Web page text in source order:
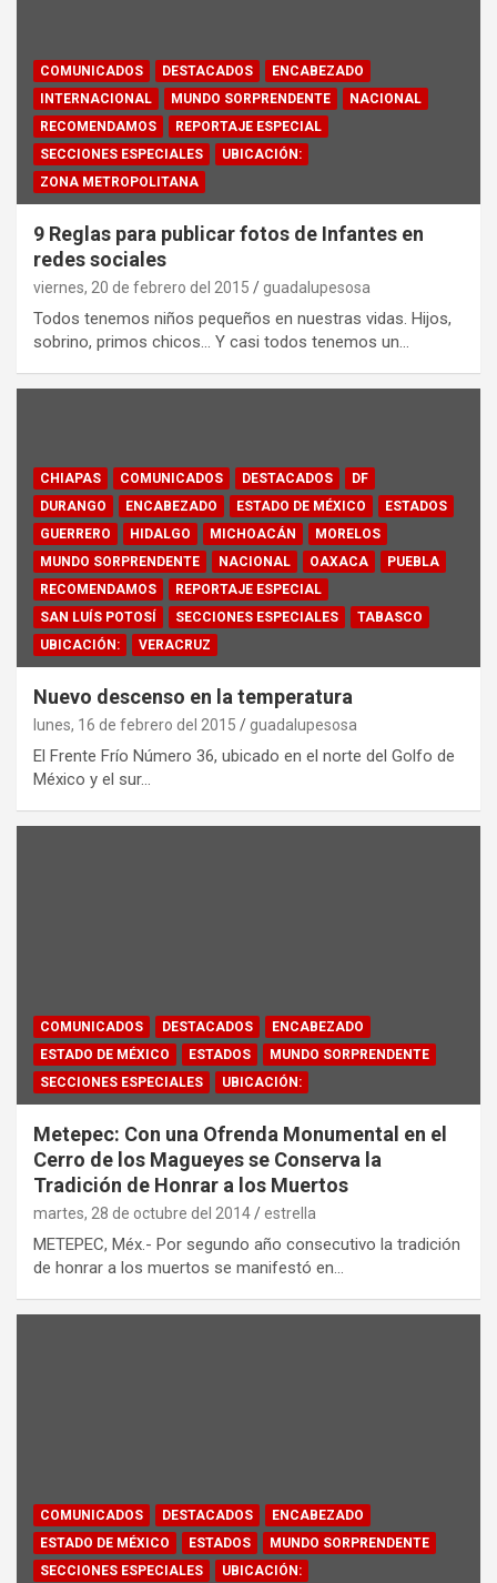
COMUNICADOS DESTACADOS
ENCABEZADO
INTERNACIONAL
MUNDO SORPRENDENTE
NACIONAL
RECOMENDAMOS
REPORTAJE ESPECIAL
SECCIONES ESPECIALES
UBICACIÓN:
ZONA METROPOLITANA
9 Reglas para publicar fotos de Infantes en
redes sociales
viernes, 20 de febrero del 2015 guadalupesosa
Todos tenemos niños pequeños en nuestras vidas. Hijos,
sobrino, primos chicos… Y casi todos tenemos un…
CHIAPAS COMUNICADOS DESTACADOS
DF
DURANGO
ENCABEZADO ESTADO DE MÉXICO
ESTADOS
GUERRERO
HIDALGO MICHOACÁN
MORELOS
MUNDO SORPRENDENTE
NACIONAL OAXACA
PUEBLA
RECOMENDAMOS
REPORTAJE ESPECIAL
SAN LUÍS POTOSÍ
SECCIONES ESPECIALES
TABASCO
UBICACIÓN:
VERACRUZ
Nuevo descenso en la temperatura
lunes, 16 de febrero del 2015 guadalupesosa
El Frente Frío Número 36, ubicado en el norte del Golfo de
México y el sur…
COMUNICADOS DESTACADOS
ENCABEZADO
ESTADO DE MÉXICO
ESTADOS
MUNDO SORPRENDENTE
SECCIONES ESPECIALES
UBICACIÓN:
Metepec: Con una Ofrenda Monumental en el
Cerro de los Magueyes se Conserva la
Tradición de Honrar a los Muertos
martes, 28 de octubre del 2014 estrella
METEPEC, Méx.- Por segundo año consecutivo la tradición
de honrar a los muertos se manifestó en…
COMUNICADOS DESTACADOS
ENCABEZADO
ESTADO DE MÉXICO
ESTADOS
MUNDO SORPRENDENTE
SECCIONES ESPECIALES
UBICACIÓN: